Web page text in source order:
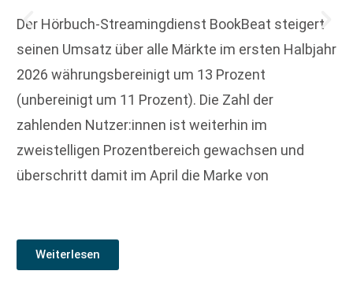
Der Hörbuch-Streamingdienst BookBeat steigert
seinen Umsatz über alle Märkte im ersten Halbjahr
2026 währungsbereinigt um 13 Prozent
(unbereinigt um 11 Prozent). Die Zahl der
zahlenden Nutzer:innen ist weiterhin im
zweistelligen Prozentbereich gewachsen und
überschritt damit im April die Marke von
Weiterlesen